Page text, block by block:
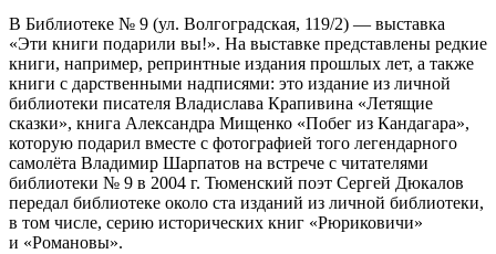
В Библиотеке № 9 (ул. Волгоградская, 119/2) — выставка
«Эти книги подарили вы!». На выставке представлены редкие
книги, например, репринтные издания прошлых лет, а также
книги с дарственными надписями: это издание из личной
библиотеки писателя Владислава Крапивина «Летящие
сказки», книга Александра Мищенко «Побег из Кандагара»,
которую подарил вместе с фотографией того легендарного
самолёта Владимир Шарпатов на встрече с читателями
библиотеки № 9 в 2004 г. Тюменский поэт Сергей Дюкалов
передал библиотеке около ста изданий из личной библиотеки,
в том числе, серию исторических книг «Рюриковичи»
и «Романовы».